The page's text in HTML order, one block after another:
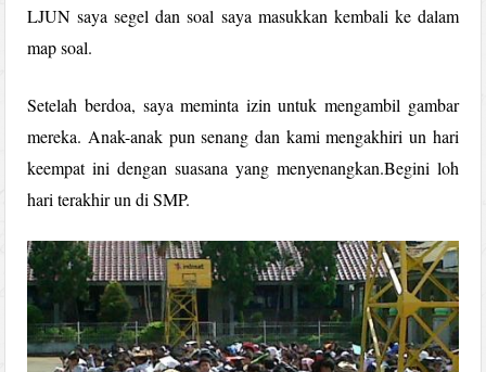
LJUN saya segel dan soal saya masukkan kembali ke dalam
map soal.
Setelah berdoa, saya meminta izin untuk mengambil gambar
mereka. Anak-anak pun senang dan kami mengakhiri un hari
keempat ini dengan suasana yang menyenangkan.Begini loh
hari terakhir un di SMP.